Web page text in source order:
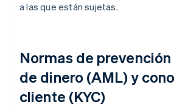
a las que están sujetas.
Normas de
de dinero (AML) y
cliente (KYC)